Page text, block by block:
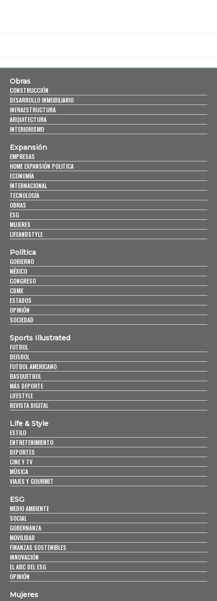
Obras
CONSTRUCCIÓN
DESARROLLO INMOBILIARIO
INFRAESTRUCTURA
ARQUITECTURA
INTERIORISMO
Expansión
EMPRESAS
HOME EXPANSIÓN POLITICA
ECONOMÍA
INTERNACIONAL
TECNOLOGÍA
OBRAS
ESG
MUJERES
LIFEANDSTYLE
Política
GOBIERNO
MÉXICO
CONGRESO
CDMX
ESTADOS
OPINIÓN
SOCIEDAD
Sports Illustrated
FUTBOL
BEISBOL
FUTBOL AMERICANO
BASQUETBOL
MÁS DEPORTE
LIFESTYLE
REVISTA DIGITAL
Life & Style
ESTILO
ENTRETENIMIENTO
DEPORTES
CINE Y TV
MÚSICA
VIAJES Y GOURMET
ESG
MEDIO AMBIENTE
SOCIAL
GOBERNANZA
MOVILIDAD
FINANZAS SOSTENIBLES
INNOVACIÓN
EL ABC DEL ESG
OPINIÓN
Mujeres